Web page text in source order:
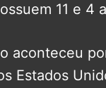
11 e 4
aconteceu
Estados